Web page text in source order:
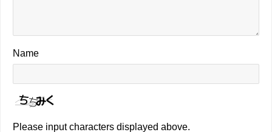
Name
Please input characters displayed above.